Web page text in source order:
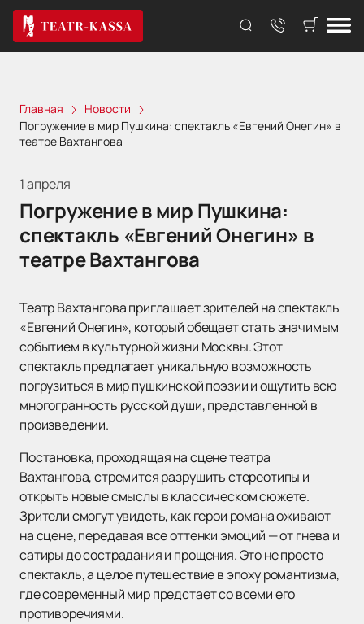
Главная
Новости
Погружение в мир Пушкина: спектакль «Евгений Онегин» в
театре Вахтангова
1 апреля
Погружение в мир Пушкина:
спектакль «Евгений Онегин» в
театре Вахтангова
Театр Вахтангова приглашает зрителей на спектакль
«Евгений Онегин», который обещает стать значимым
событием в культурной жизни Москвы. Этот
спектакль предлагает уникальную возможность
погрузиться в мир пушкинской поэзии и ощутить всю
многогранность русской души, представленной в
произведении.
Постановка, проходящая на сцене театра
Вахтангова, стремится разрушить стереотипы и
открыть новые смыслы в классическом сюжете.
Зрители смогут увидеть, как герои романа оживают
на сцене, передавая все оттенки эмоций — от гнева и
сатиры до сострадания и прощения. Это не просто
спектакль, а целое путешествие в эпоху романтизма,
где современный мир предстает со всеми его
противоречиями.